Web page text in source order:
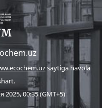
saytiga havola
2025, 00:35 (GMT+5)